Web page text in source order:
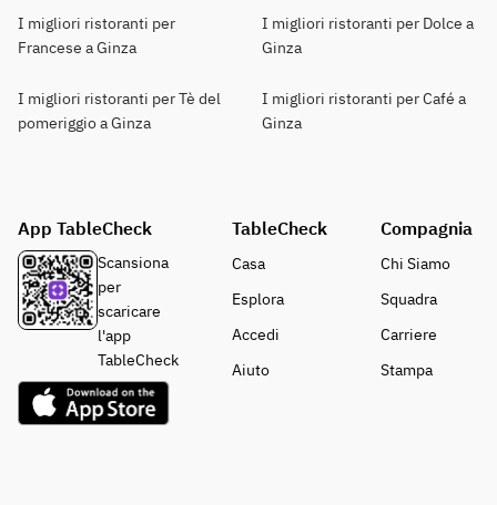
I migliori ristoranti per
Francese a Ginza
I migliori ristoranti per Dolce a
Ginza
I migliori ristoranti per Tè del
pomeriggio a Ginza
I migliori ristoranti per Café a
Ginza
App TableCheck
Scansiona
per
scaricare
l'app
TableCheck
TableCheck
Casa
Esplora
Accedi
Aiuto
Compagnia
Chi Siamo
Squadra
Carriere
Stampa